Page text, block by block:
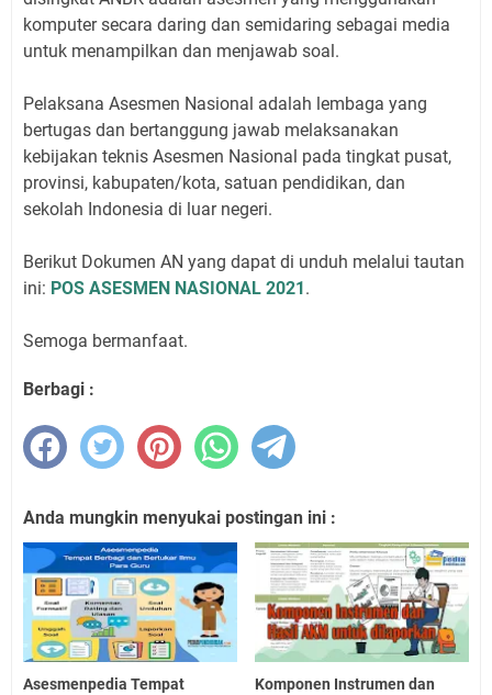
komputer secara daring dan semidaring sebagai media
untuk menampilkan dan menjawab soal.
Pelaksana Asesmen Nasional adalah lembaga yang
bertugas dan bertanggung jawab melaksanakan
kebijakan teknis Asesmen Nasional pada tingkat pusat,
provinsi, kabupaten/kota, satuan pendidikan, dan
sekolah Indonesia di luar negeri.
Berikut Dokumen AN yang dapat di unduh melalui tautan
ini: POS ASESMEN NASIONAL 2021.
Semoga bermanfaat.
Berbagi :
Anda mungkin menyukai postingan ini :
Asesmenpedia Tempat
Komponen Instrumen dan